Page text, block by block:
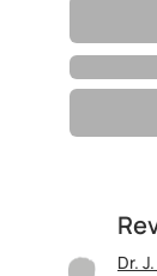
Dr.